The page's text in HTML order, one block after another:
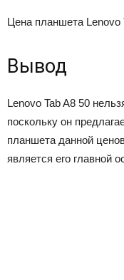
Цена планшета Lenovo
Вывод
Lenovo Tab A8 50
поскольку он
планшета данной
является его главной